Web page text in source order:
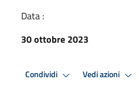
Data :
30 ottobre 2023
Condividi Vedi azioni